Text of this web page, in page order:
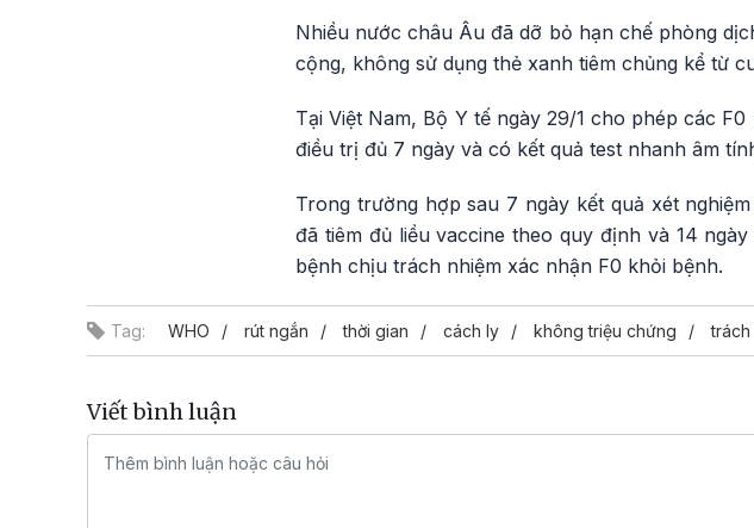
Nhiều nước châu Âu đã dỡ bỏ hạn chế phòng
cộng, không sử dụng thẻ xanh tiêm chủng kể từ
Tại Việt Nam, Bộ Y tế ngày 29/1 cho phép các
điều trị đủ 7 ngày và có kết quả test nhanh âm
Trong trường hợp sau 7 ngày kết quả xét
đã tiêm đủ liều vaccine theo quy định và 14
bệnh chịu trách nhiệm xác nhận F0 khỏi bệnh.
Tag: WHO rút ngắn thời gian cách ly không triệu chứng trách
Viết bình luận